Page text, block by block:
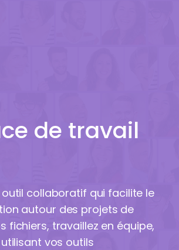
de travail
collaboratif qui facilite le
autour des projets de
fichiers, travaillez en équipe,
vos outils